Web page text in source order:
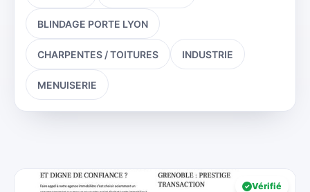
BLINDAGE PORTE LYON
CHARPENTES / TOITURES INDUSTRIE
MENUISERIE
Vérifié